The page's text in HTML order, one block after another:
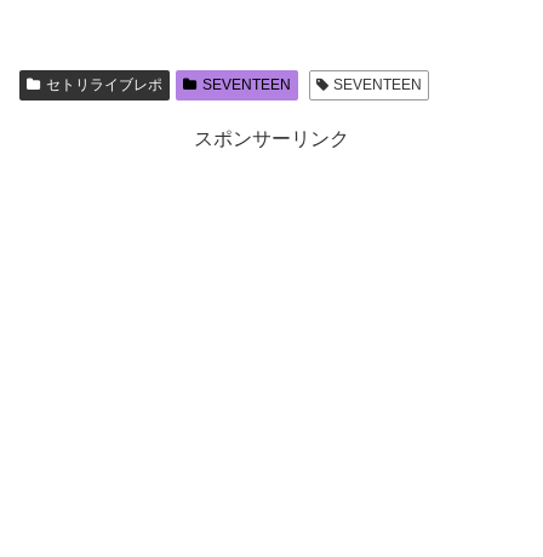
セトリライブレポ SEVENTEEN SEVENTEEN
スポンサーリンク